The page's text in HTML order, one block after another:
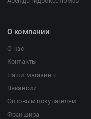
О компании
О нас
Контакты
Наши магазины
Вакансии
Оптовым покупателям
Франшиза